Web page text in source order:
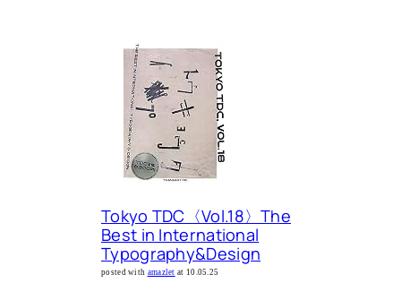
Tokyo TDC〈Vol.18〉The
Best in International
Typography&Design
posted with amazlet at 10.05.25